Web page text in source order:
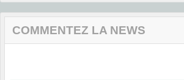
COMMENTEZ LA NEWS